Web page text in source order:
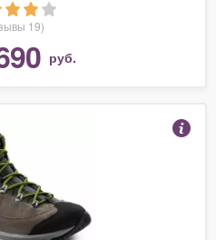
19)
руб.